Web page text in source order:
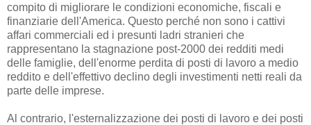
compito di migliorare le condizioni economiche, fiscali e
finanziarie dell'America. Questo perché non sono i cattivi
affari commerciali ed i presunti ladri stranieri che
rappresentano la stagnazione post-2000 dei redditi medi
delle famiglie, dell'enorme perdita di posti di lavoro a medio
reddito e dell'effettivo declino degli investimenti netti reali da
parte delle imprese.
Al contrario, l'esternalizzazione dei posti di lavoro e dei posti